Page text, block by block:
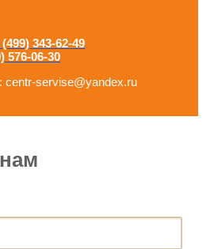
(499) 343-62-49
576-06-30
centr-servise@yandex.ru